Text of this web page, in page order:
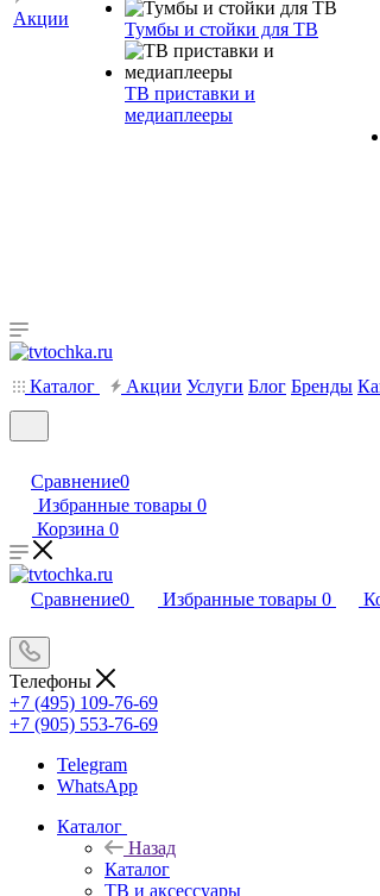
Акции
Тумбы и стойки для ТВ
ТВ приставки и
медиаплееры
Каталог Акции Услуги Блог Бренды
Сравнение0
Избранные товары 0
Корзина 0
Сравнение0 Избранные товары 0
Телефоны
+7 (495) 109-76-69
+7 (905) 553-76-69
Telegram
WhatsApp
Каталог
Назад
Каталог
ТВ и аксессуары